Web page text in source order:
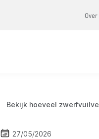
Over
Bekijk hoeveel
27/05/2026